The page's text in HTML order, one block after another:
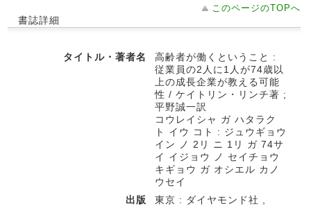
このページのTOPへ
書誌詳細
タイトル・著者名
高齢者が働くということ :
従業員の2人に1人が74歳以
上の成長企業が教える可能
性 / ケイトリン・リンチ著 ;
平野誠一訳
コウレイシャ ガ ハタラク
ト イウ コト : ジュウギョウ
イン ノ 2リ ニ 1リ ガ 74サ
イ イジョウ ノ セイチョウ
キギョウ ガ オシエル カノ
ウセイ
出版
東京 : ダイヤモンド社 ,